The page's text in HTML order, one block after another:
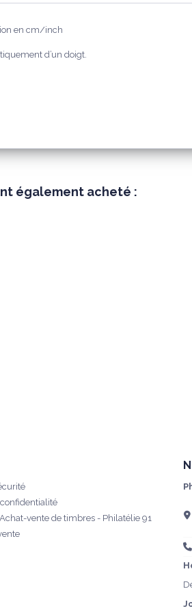
en cm/inch
d’un doigt.
également acheté :
vente de timbres - Philatélie 91